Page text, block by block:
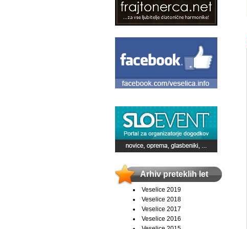
Arhiv preteklih let
Veselice 2019
Veselice 2018
Veselice 2017
Veselice 2016